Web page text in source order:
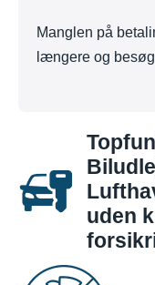
Manglen på
længere og
uden